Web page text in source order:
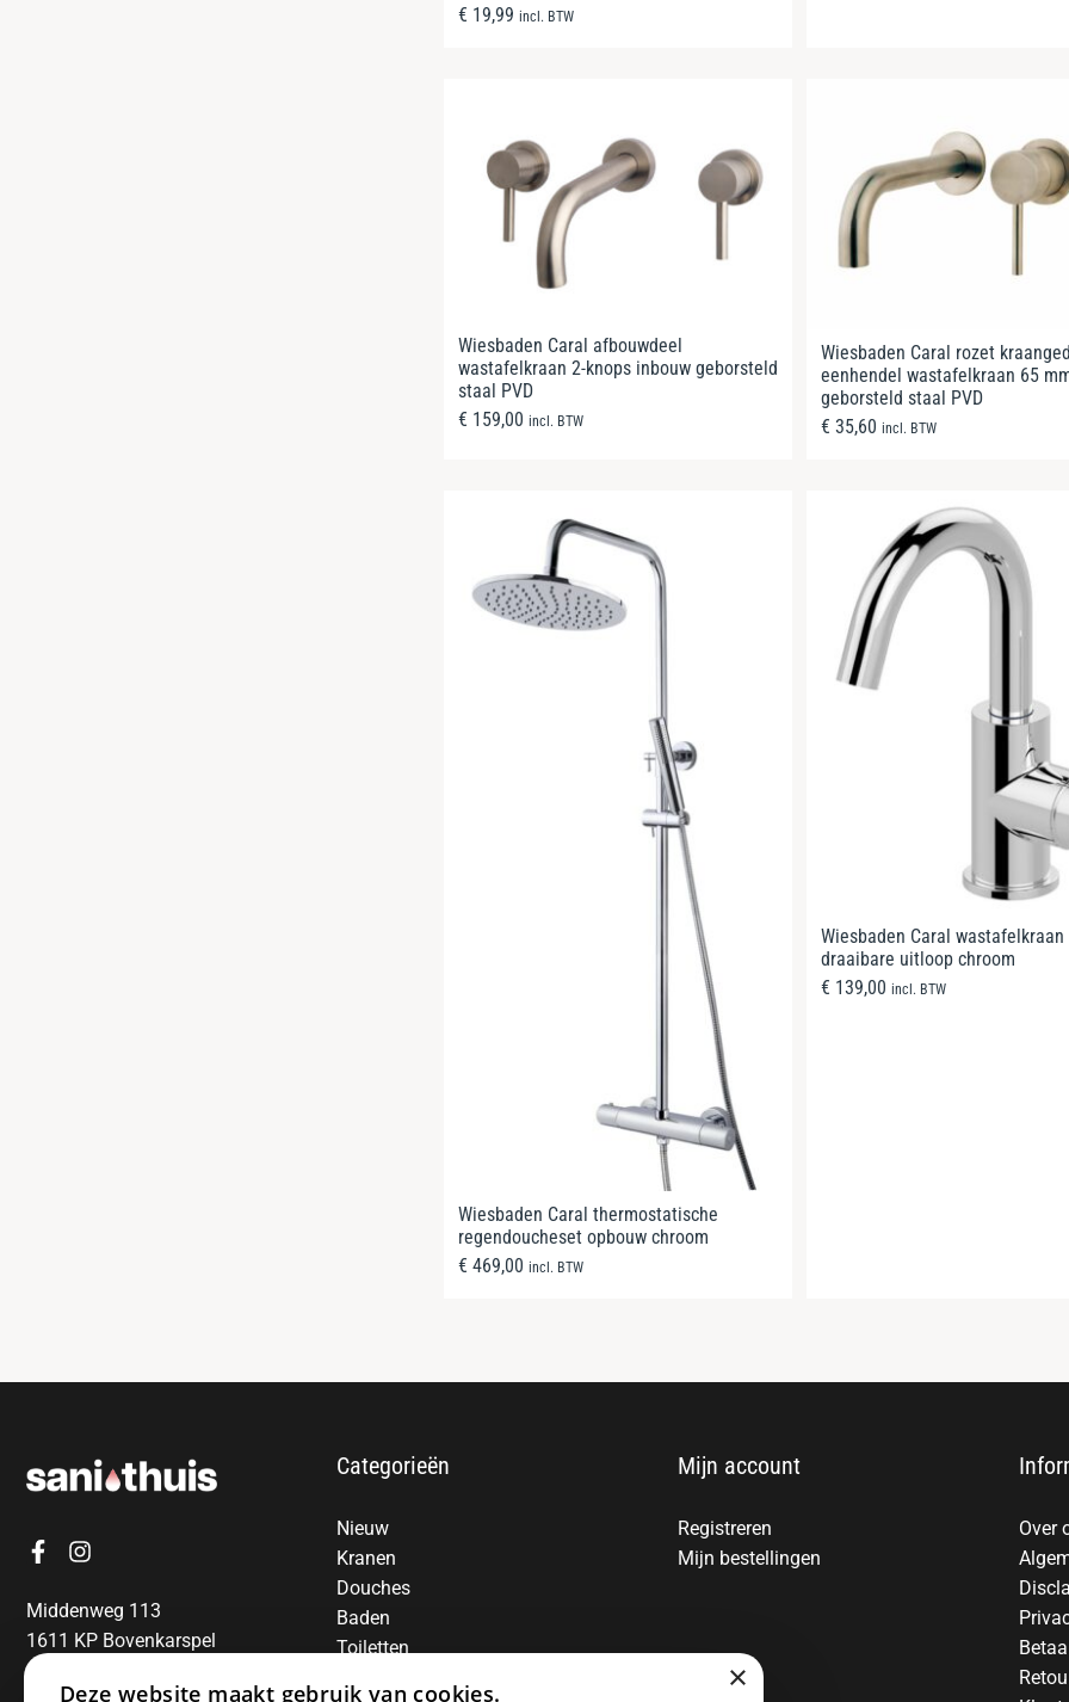
€ 19,99 incl. BTW
Wiesbaden Caral afbouwdeel
wastafelkraan 2-knops inbouw geborsteld
staal PVD
€ 159,00 incl. BTW
Wiesbaden Caral rozet
eenhendel wastafelkraan 65
geborsteld staal PVD
€ 35,60 incl. BTW
Wiesbaden Caral thermostatische
regendoucheset opbouw chroom
€ 469,00 incl. BTW
Wiesbaden Caral
draaibare uitloop chroom
€ 139,00 incl. BTW
Middenweg 113
1611 KP Bovenkarspel
06-13850797
Categorieën
Nieuw
Kranen
Douches
Baden
Toiletten
Mijn account
Registreren
Mijn bestellingen
Over
×
Deze website maakt gebruik van cookies.